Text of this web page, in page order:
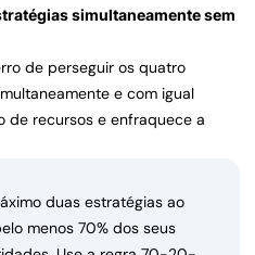
simultaneamente sem
de perseguir os quatro
e com igual
de recursos e enfraquece a
duas estratégias ao
menos 70% dos seus